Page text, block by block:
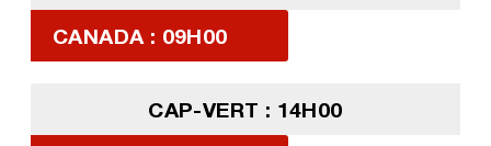
CANADA : 09H00
CAP-VERT : 14H00